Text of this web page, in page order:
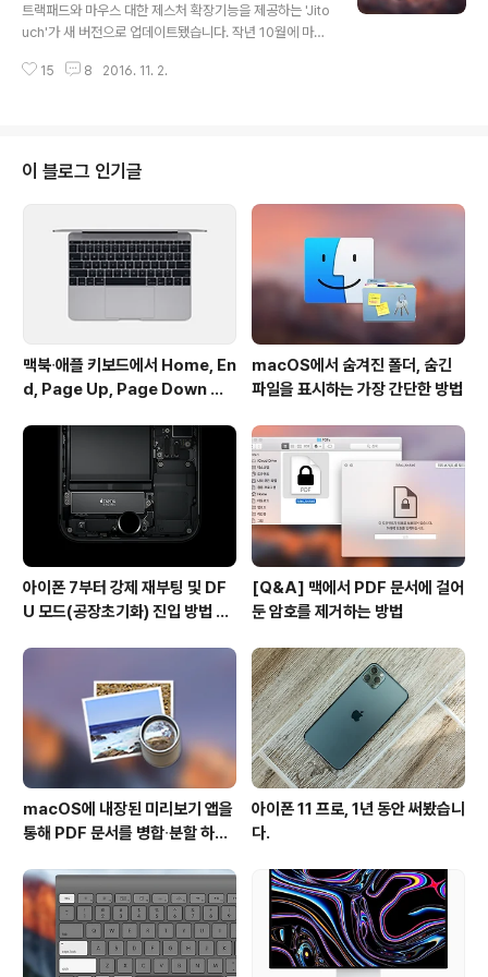
어듭니다. 이 노트북의 역사를 되짚어보면, 첫 번째 제품은
틈새, 혹은 제품의 성격을 정의하는 디자인 요소를 넣기가
트랙패드와 마우스 대한 제스처 확장기능을 제공하는 'Jito
uch'가 새 버전으로 업데이트됐습니다. 작년 10월에 마지
니다. 이번 업데이트로 macOS 시에라를 정식 지원한다고
을 일으킬 때가 있습니다. 지금까지는 이런 상황이 발생하
면 글로벌 제스처를 삭제한 뒤, 문제가 있는 앱을 제외한 나
머지 앱에서 제스처를 따로 설정해야 했습니다. 하지만 새
로운 옵션을 이용하면 글로벌 제스처는 그대로 남겨두되,
특정 앱만 제스처 비활성화할 수 있습니다. 이 외에도 시에
라에서 발생하는 여..
15 8 2016. 11. 2.
이 블로그 인기글
맥북∙애플 키보드에서 Home, En
d, Page Up, Page Down 키
macOS에서 숨겨진 폴더, 숨긴
파일을 표시하는 가장 간단한 방법
아이폰 7부터 강제 재부팅 및 DF
U 모드(공장초기화) 진입 방법 변
[Q&A] 맥에서 PDF 문서에 걸어
둔 암호를 제거하는 방법
macOS에 내장된 미리보기 앱을
통해 PDF 문서를 병합∙분할 하는
아이폰 11 프로, 1년 동안 써봤습니
다.